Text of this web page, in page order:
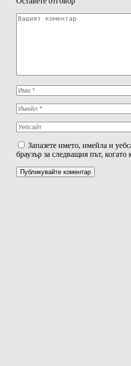
Запазете името, имейла и
браузър за следващия път, когато